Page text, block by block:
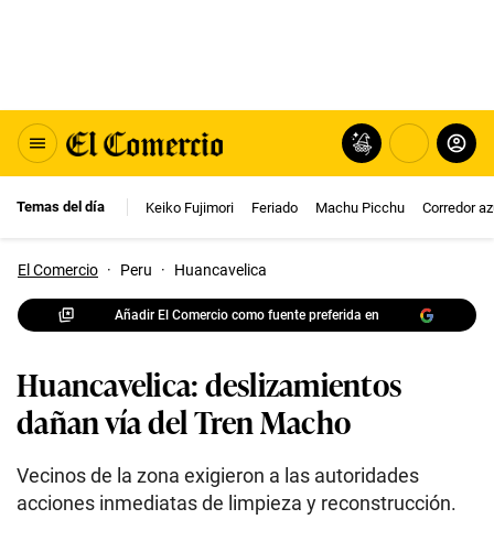
Temas del día Keiko Fujimori Feriado Machu Picchu Corredor
El Comercio · Peru · Huancavelica
Añadir El Comercio como fuente preferida en
Huancavelica: deslizamientos
dañan vía del Tren Macho
Vecinos de la zona exigieron a las autoridades
acciones inmediatas de limpieza y reconstrucción.